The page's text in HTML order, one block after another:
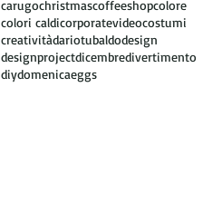
carugochristmascoffeeshopcolore
colori caldicorporatevideocostumi
creativitàdariotubaldodesign
designprojectdicembredivertimento
diydomenicaeggs